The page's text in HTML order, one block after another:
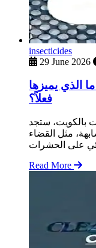
insecticides
29 June 2026
الذي يميزها
فعلاً؟
ستجد
مثل القضاء
Read More